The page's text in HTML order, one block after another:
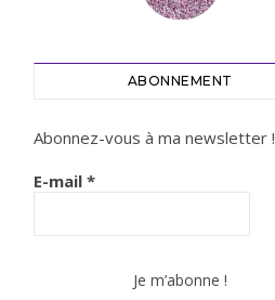
ABONNEMENT
Abonnez-vous à ma newsletter !
E-mail *